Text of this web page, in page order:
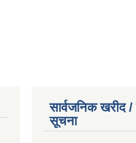
सार्वजनिक खरीद
सूचना